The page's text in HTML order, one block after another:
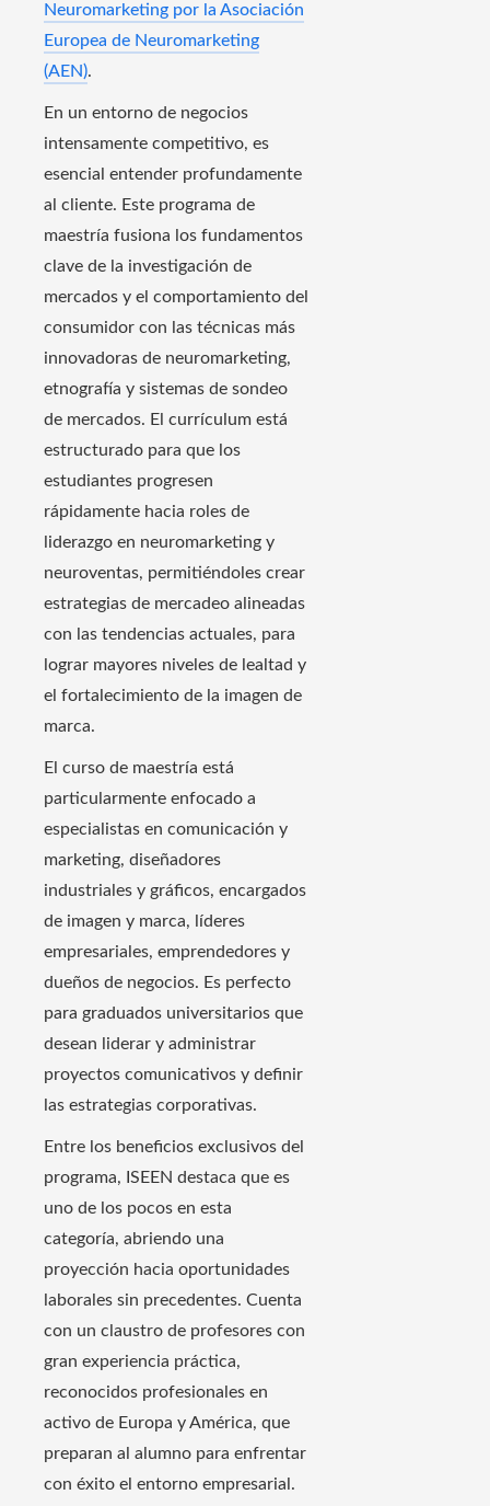
Neuromarketing por la Asociación
Europea de Neuromarketing
(AEN).
En un entorno de negocios
intensamente competitivo, es
esencial entender profundamente
al cliente. Este programa de
maestría fusiona los fundamentos
clave de la investigación de
mercados y el comportamiento del
consumidor con las técnicas más
innovadoras de neuromarketing,
etnografía y sistemas de sondeo
de mercados. El currículum está
estructurado para que los
estudiantes progresen
rápidamente hacia roles de
liderazgo en neuromarketing y
neuroventas, permitiéndoles crear
estrategias de mercadeo alineadas
con las tendencias actuales, para
lograr mayores niveles de lealtad y
el fortalecimiento de la imagen de
marca.
El curso de maestría está
particularmente enfocado a
especialistas en comunicación y
marketing, diseñadores
industriales y gráficos, encargados
de imagen y marca, líderes
empresariales, emprendedores y
dueños de negocios. Es perfecto
para graduados universitarios que
desean liderar y administrar
proyectos comunicativos y definir
las estrategias corporativas.
Entre los beneficios exclusivos del
programa, ISEEN destaca que es
uno de los pocos en esta
categoría, abriendo una
proyección hacia oportunidades
laborales sin precedentes. Cuenta
con un claustro de profesores con
gran experiencia práctica,
reconocidos profesionales en
activo de Europa y América, que
preparan al alumno para enfrentar
con éxito el entorno empresarial.